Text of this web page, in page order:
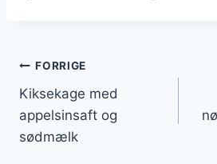
Indlægsnavigation
FORRIGE
Kiksekage med
appelsinsaft og
sødmælk